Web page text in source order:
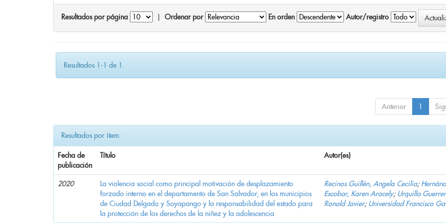
Resultados por página Ordenar por En orden Autor/registro
Resultados 1-1 de 1.
Anterior 1
Resultados por ítem:
Fecha de
publicación
Título Autor(es)
2020
La violencia social como principal motivación de desplazamiento
forzado interno en el departamento de San Salvador, en los municipios
de Ciudad Delgado y Soyapango y la responsabilidad del estado para
la protección de los derechos de la niñez y la adolescencia
Recinos Guillén, Angela Cecilia;
Escobar, Karen Aracely; Urquilla
Ronald Javier; Universidad Francisco